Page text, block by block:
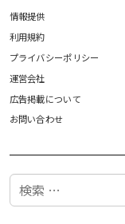
情報提供
利用規約
プライバシーポリシー
運営会社
広告掲載について
お問い合わせ
検